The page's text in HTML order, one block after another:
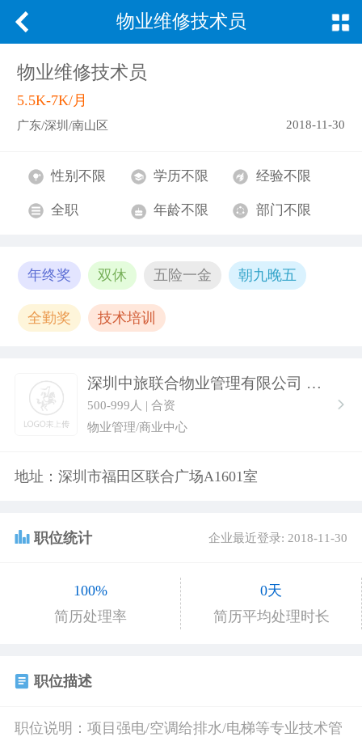
物业维修技术员
物业维修技术员
5.5K-7K/月
广东/深圳/南山区 2018-11-30
性别不限 学历不限 经验不限
全职 年龄不限 部门不限
年终奖 双休 五险一金 朝九晚五
全勤奖 技术培训
深圳中旅联合物业管理有限公司
500-999人 | 合资
物业管理/商业中心
地址：深圳市福田区联合广场A1601室
职位统计 企业最近登录: 2018-11-30
100%
简历处理率
0天
简历平均处理时长
职位描述
职位说明：项目强电/空调给排水/电梯等专业技术管